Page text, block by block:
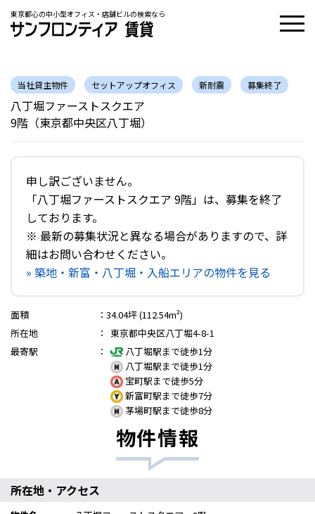
東京都心の中小型オフィス・店舗ビルの検索なら
当社貸主物件 セットアップオフィス 新耐震 募集終了
八丁堀ファーストスクエア
9階（東京都中央区八丁堀）
申し訳ございません。
「八丁堀ファーストスクエア 9階」は、募集を終了
しております。
※ 最新の募集状況と異なる場合がありますので、詳
細はお問い合わせください。
» 築地・新富・八丁堀・入船エリアの物件を見る
面積 ： 34.04坪 (112.54m²)
所在地
：
東京都中央区八丁堀4-8-1
最寄駅
：
八丁堀駅まで徒歩1分
八丁堀駅まで徒歩1分
宝町駅まで徒歩5分
新富町駅まで徒歩7分
茅場町駅まで徒歩8分
物件情報
所在地・アクセス